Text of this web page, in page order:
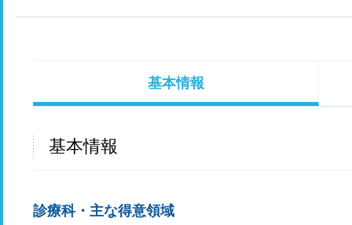
基本情報
基本情報
診療科・主な得意領域